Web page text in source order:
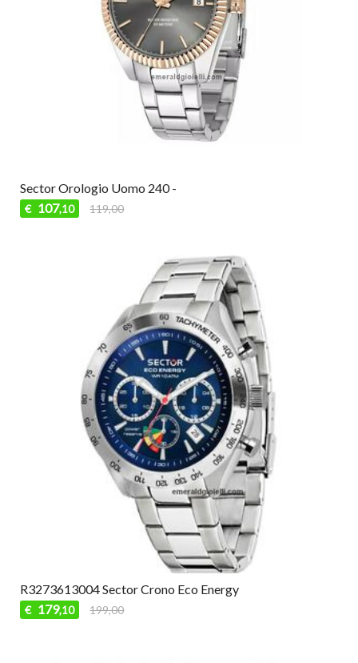
Sector Orologio Uomo 240 -
€ 107,10 119,00
R3273613004 Sector Crono Eco Energy
€ 179,10 199,00